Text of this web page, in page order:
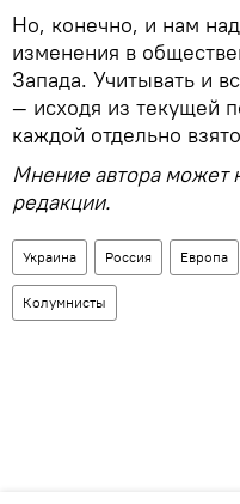
Но, конечно, и нам
изменения в
Запада. Учитывать и
— исходя из текущей
каждой отдельно
Мнение автора может
редакции.
Украина Россия Европа
Колумнисты